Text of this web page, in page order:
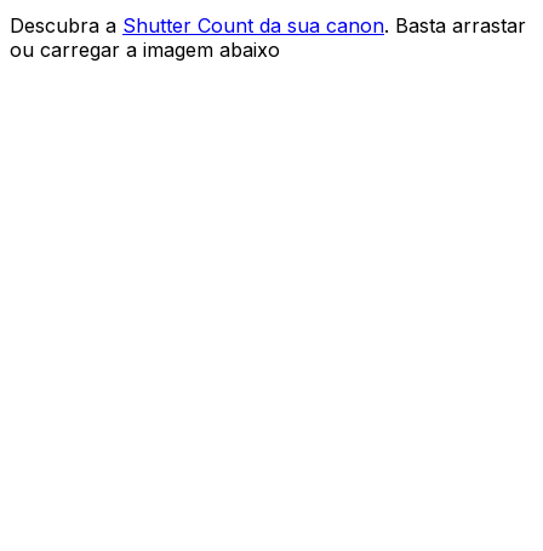
Descubra a Shutter Count da sua canon. Basta arrastar
ou carregar a imagem abaixo